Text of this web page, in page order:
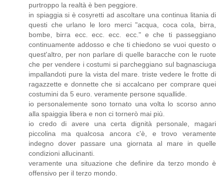
purtroppo la realtà è ben peggiore.
in spiaggia si è cosyretti ad ascoltare una continua litania di
questi che urlano le loro merci "acqua, coca cola, birra,
bombe, birra ecc. ecc. ecc. ecc." e che ti passeggiano
continuamente addosso e che ti chiedono se vuoi questo o
quest'altro, per non parlare di quelle baracche con le ruote
che per vendere i costumi si parcheggiano sul bagnasciuga
impallandoti pure la vista del mare. triste vedere le frotte di
ragazzette e donnette che si accalcano per comprare quei
costumini da 5 euro. veramente persone squallide.
io personalemente sono tornato una volta lo scorso anno
alla spaiggia libera e non ci tornerò mai più.
io credo di avere una certa dignità personale, magari
piccolina ma qualcosa ancora c'è, e trovo veramente
indegno dover passare una giornata al mare in quelle
condizioni allucinanti.
veramente una situazione che definire da terzo mondo è
offensivo per il terzo mondo.